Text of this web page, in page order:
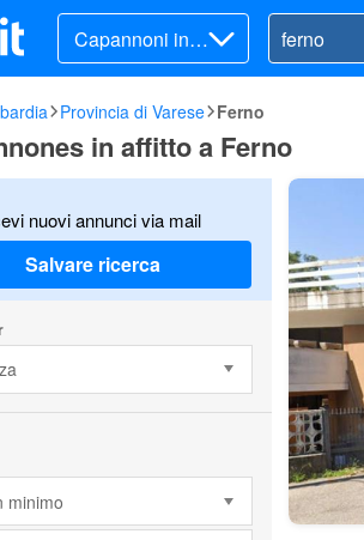
Capannoni in a
ffitto
Provincia di Varese Ferno
in affitto a Ferno
nuovi annunci via mail
Salvare ricerca
minimo